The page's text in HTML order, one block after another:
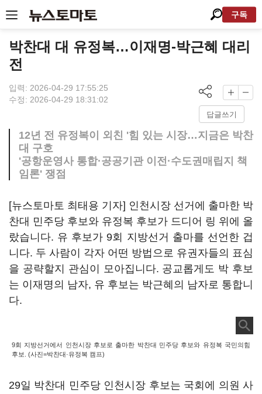
구독
박찬대 대 유정복…이재명-박근혜 대리
전
입력: 2026-04-29 17:55:25
수정: 2026-04-29 18:31:02
답글쓰기
12년 전 유정복이 외친 '힘 있는 시장…지금은 박찬
대 구호
'공항운영사 통합·공공기관 이전·수도권매립지 책
임론' 쟁점
[뉴스토마토 최태용 기자] 인천시장 선거에 출마한 박
찬대 민주당 후보와 유정복 후보가 드디어 링 위에 올
랐습니다. 유 후보가 9회 지방선거 출마를 선언한 겁
니다. 두 사람이 각자 어떤 방법으로 유권자들의 표심
을 공략할지 관심이 모아집니다. 공교롭게도 박 후보
는 이재명의 남자, 유 후보는 박근혜의 남자로 통합니
다.
9회 지방선거에서 인천시장 후보로 출마한 박찬대 민주당 후보와 유정복 국민의힘
후보. (사진=박찬대·유정복 캠프)
29일 박찬대 민주당 인천시장 후보는 국회에 의원 사